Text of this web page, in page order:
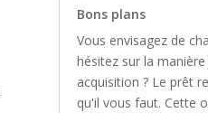
Bons plans
Vous envisagez de
hésitez sur la
acquisition ? Le prêt
qu'il vous faut. Cette